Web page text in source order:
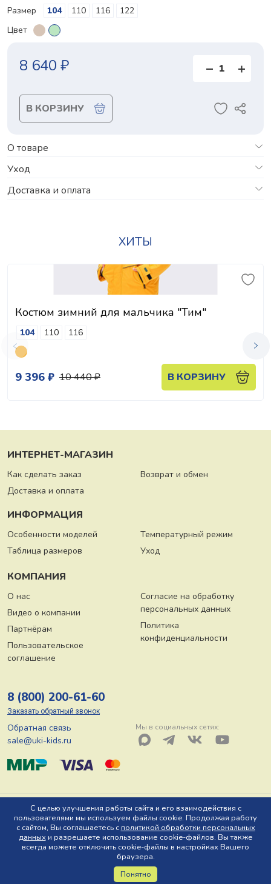
Размер
104 110 116
122
Цвет
8 640 ₽
В КОРЗИНУ
О товаре
Уход
Доставка и оплата
ХИТЫ
Костюм зимний для мальчика "Тим"
104 110 116
9 396 ₽ 10 440 ₽ В КОРЗИНУ
С целью улучшения работы сайта и его взаимодействия с
пользователями мы используем файлы cookie. Продолжая работу
с сайтом, Вы соглашаетесь сполитикой обработки персональных
данных и разрешаете использование cookie-файлов. Вы также
всегда можете отключить cookie-файлы в настройках Вашего
браузера.
Понятно
ИНТЕРНЕТ-МАГАЗИН
Как сделать заказ
Доставка и оплата
Возврат и обмен
ИНФОРМАЦИЯ
Особенности моделей
Таблица размеров
Температурный режим
Уход
КОМПАНИЯ
О нас
Видео о компании
Партнёрам
Пользовательское
соглашение
Согласие на обработку
персональных данных
Политика
конфиденциальности
8 (800) 200-61-60
Заказать обратный звонок
Обратная связь
sale@uki-kids.ru
Мы в социальных сетях:
© ООО «Юки-кидс» 2026, Тел: 8 (800) 200-61-60, Адрес: 150044 г.
Ярославль, пр-т Октября, д. 78 Ю